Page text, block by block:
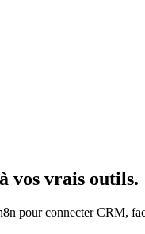
vos vrais outils.
pour connecter CRM,